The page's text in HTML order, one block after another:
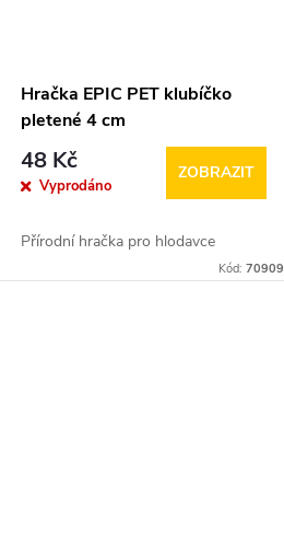
Hračka EPIC PET klubíčko
pletené 4 cm
48 Kč
Vyprodáno
ZOBRAZIT
Přírodní hračka pro hlodavce
Kód:70909